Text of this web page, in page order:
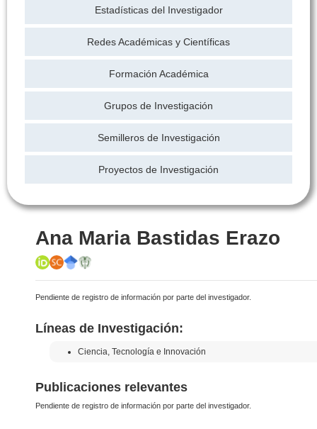
Estadísticas del Investigador
Redes Académicas y Científicas
Formación Académica
Grupos de Investigación
Semilleros de Investigación
Proyectos de Investigación
Ana Maria Bastidas Erazo
Pendiente de registro de información por parte del investigador.
Líneas de Investigación:
Ciencia, Tecnología e Innovación
Publicaciones relevantes
Pendiente de registro de información por parte del investigador.